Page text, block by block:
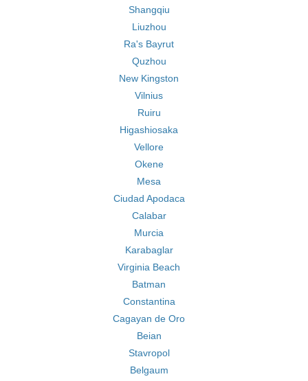
Shangqiu
Liuzhou
Ra's Bayrut
Quzhou
New Kingston
Vilnius
Ruiru
Higashiosaka
Vellore
Okene
Mesa
Ciudad Apodaca
Calabar
Murcia
Karabaglar
Virginia Beach
Batman
Constantina
Cagayan de Oro
Beian
Stavropol
Belgaum